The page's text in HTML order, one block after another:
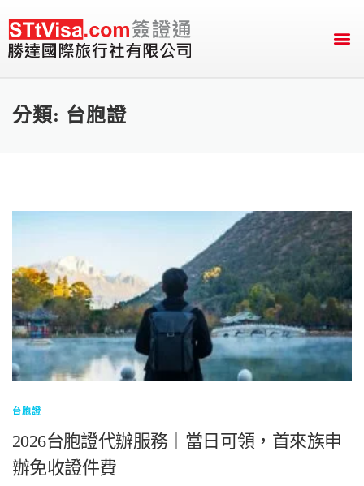
分類: 台胞證
台胞證
2026台胞證代辦服務｜當日可領，首來族申
辦免收證件費